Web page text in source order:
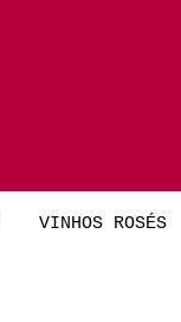
VINHOS ROSÉS